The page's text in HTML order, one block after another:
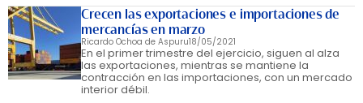
Crecen las exportaciones e importaciones de
mercancías en marzo
Ricardo Ochoa de Aspuru18/05/2021
En el primer trimestre del ejercicio, siguen al alza
las exportaciones, mientras se mantiene la
contracción en las importaciones, con un mercado
interior débil.